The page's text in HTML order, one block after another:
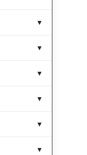
▼
▼
▼
▼
▼
▼